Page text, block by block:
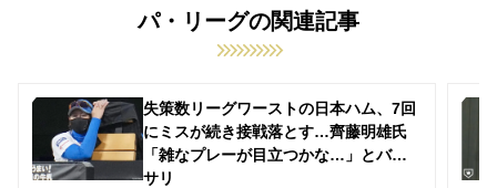
パ・リーグの関連記事
失策数リーグワーストの日本ハム、7回
にミスが続き接戦落とす…齊藤明雄氏
「雑なプレーが目立つかな…」とバッ
サリ